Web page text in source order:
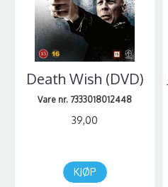
Death Wish (DVD)
Vare nr. 7333018012448
39,00
KJØP